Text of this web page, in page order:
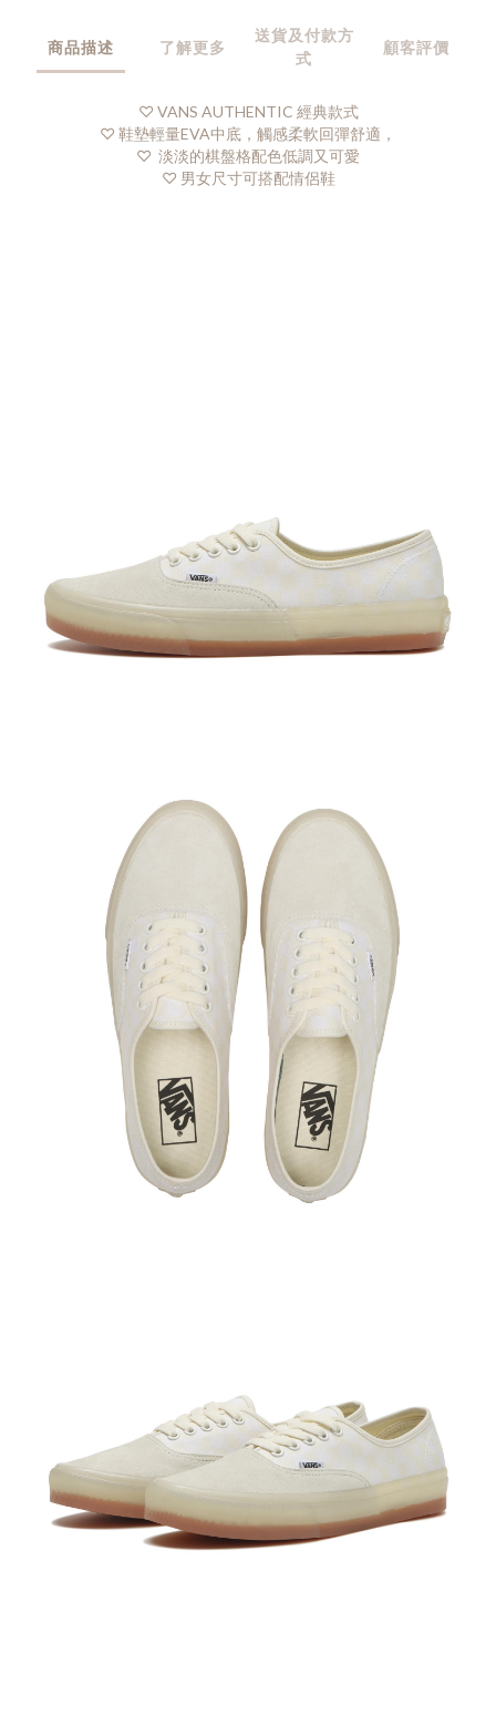
商品描述 了解更多
送貨及付款方
式
顧客評價
♡ VANS AUTHENTIC 經典款式
♡ 鞋墊輕量EVA中底，觸感柔軟回彈舒適，
♡ 淡淡的棋盤格配色低調又可愛
♡ 男女尺寸可搭配情侶鞋